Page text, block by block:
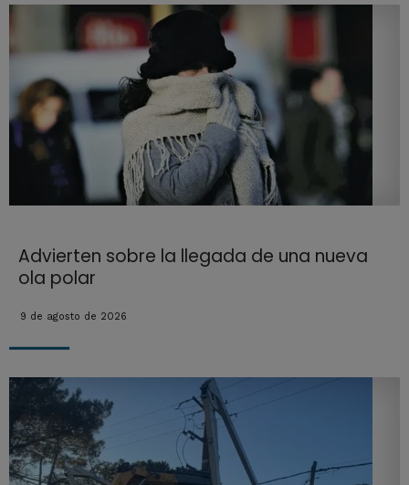
Advierten sobre la llegada de una nueva
ola polar
9 de agosto de 2026